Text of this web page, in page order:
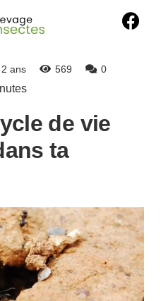
ans 569 0
de vie
ta